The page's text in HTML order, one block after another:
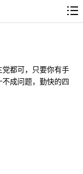
都可，只要你有手
成问题，勤快的四